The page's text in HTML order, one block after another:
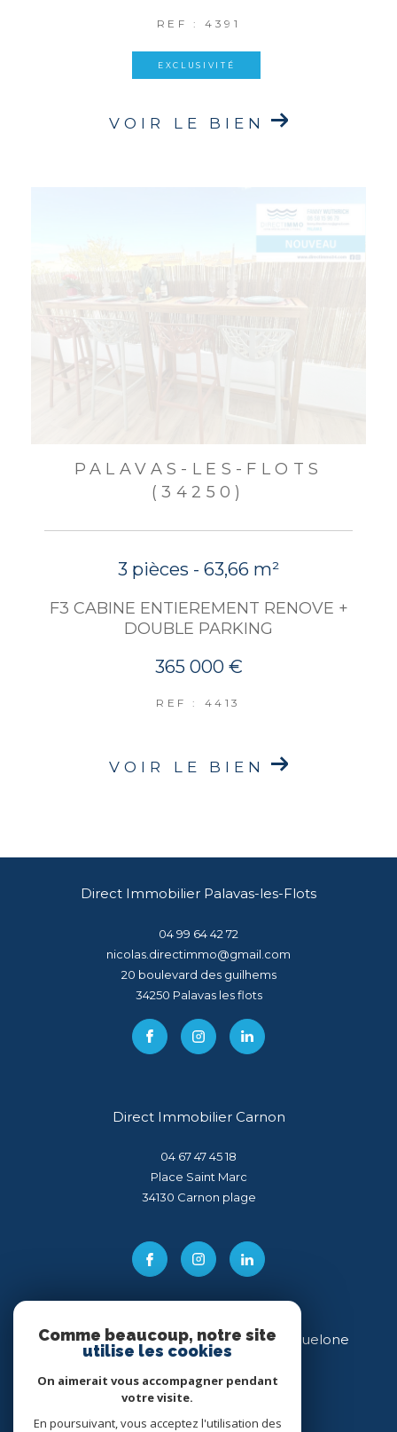
REF : 4391
EXCLUSIVITÉ
VOIR LE BIEN
PALAVAS-LES-FLOTS
(34250)
3 pièces - 63,66 m²
F3 CABINE ENTIEREMENT RENOVE +
DOUBLE PARKING
365 000 €
REF : 4413
VOIR LE BIEN
Direct Immobilier Palavas-les-Flots
04 99 64 42 72
nicolas.directimmo@gmail.com
20 boulevard des guilhems
34250
palavas les flots
Direct Immobilier Carnon
04 67 47 45 18
Place Saint Marc
34130
carnon plage
Direct Immobilier Villeneuve-lès-Maguelone
04 99 54 11 43
34 place des Héros
34750
villeneuve-lès-maguelone
Comme beaucoup, notre site
utilise les cookies
On aimerait vous accompagner pendant
votre visite.
En poursuivant, vous acceptez l'utilisation des